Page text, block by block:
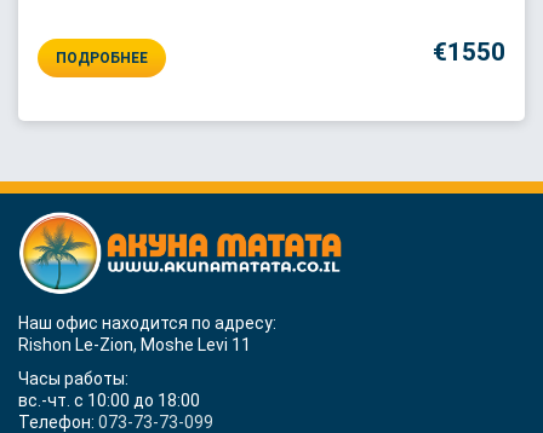
ПОДРОБНЕЕ €1550
Наш офис находится по адресу:
Rishon Le-Zion, Moshe Levi 11
Часы работы:
вс.-чт. с 10:00 до 18:00
Телефон: 073-73-73-099